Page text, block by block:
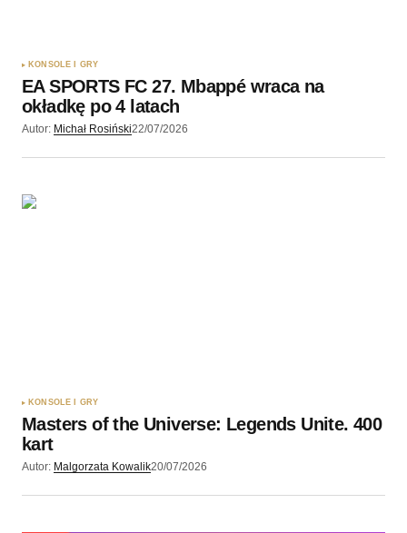
KONSOLE I GRY
EA SPORTS FC 27. Mbappé wraca na
okładkę po 4 latach
Autor: Michał Rosiński22/07/2026
KONSOLE I GRY
Masters of the Universe: Legends Unite. 400
kart
Autor: Malgorzata Kowalik20/07/2026